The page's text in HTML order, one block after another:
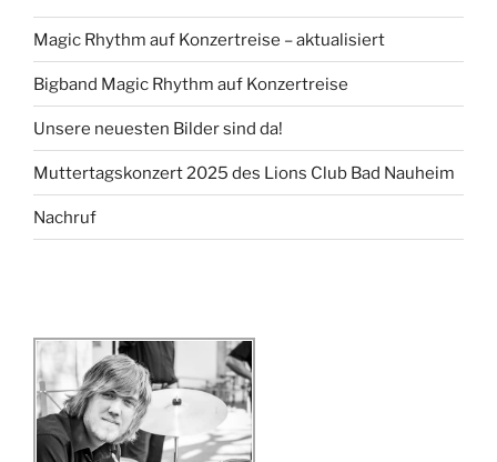
Magic Rhythm auf Konzertreise – aktualisiert
Bigband Magic Rhythm auf Konzertreise
Unsere neuesten Bilder sind da!
Muttertagskonzert 2025 des Lions Club Bad Nauheim
Nachruf